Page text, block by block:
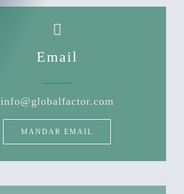
Email
info@globalfactor.com
MANDAR EMAIL